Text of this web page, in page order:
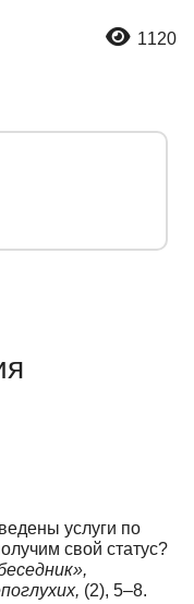
1120
услуги по
свой статус?
(2), 5–8.